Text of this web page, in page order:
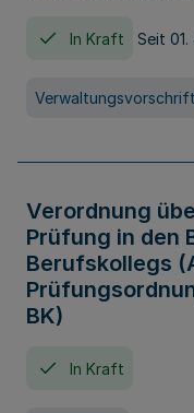
In Kraft Seit
Verwaltungsvorschrift
Verordnung
Prüfung in den
Berufskollegs
BK)
In Kraft